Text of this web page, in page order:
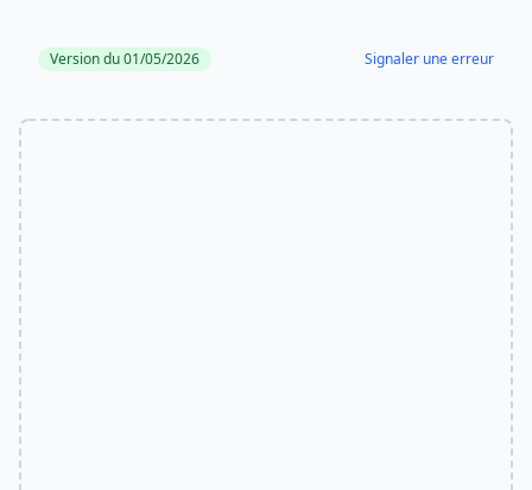
Version du 01/05/2026 Signaler une erreur